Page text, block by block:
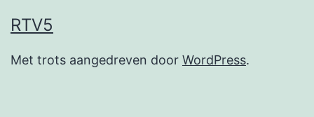
RTV5
Met trots aangedreven door WordPress.